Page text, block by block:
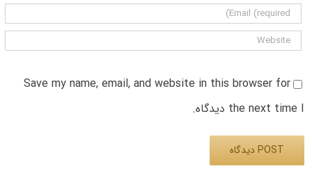
Save my name, email, and website in this browser for
the next time I دیدگاه.